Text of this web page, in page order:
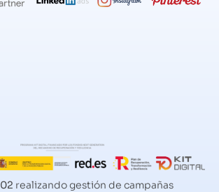
realizando gestión de campañas